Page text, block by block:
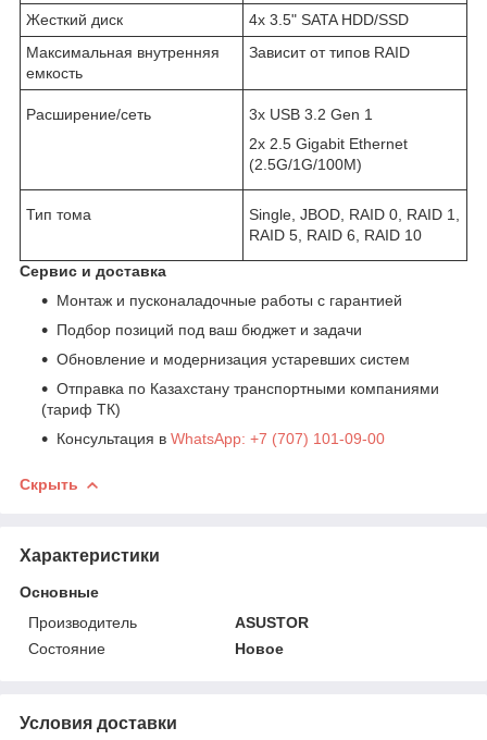
Жесткий диск
4x 3.5" SATA HDD/SSD
Максимальная внутренняя
емкость
Зависит от типов RAID
Расширение/сеть
3x USB 3.2 Gen 1
2x 2.5 Gigabit Ethernet
(2.5G/1G/100M)
Тип тома
Single, JBOD, RAID 0, RAID 1,
RAID 5, RAID 6, RAID 10
Сервис и доставка
Монтаж и пусконаладочные работы с гарантией
Подбор позиций под ваш бюджет и задачи
Обновление и модернизация устаревших систем
Отправка по Казахстану транспортными компаниями
(тариф ТК)
Консультация в WhatsApp: +7 (707) 101-09-00
Скрыть
Характеристики
Основные
Производитель
ASUSTOR
Состояние
Новое
Условия доставки